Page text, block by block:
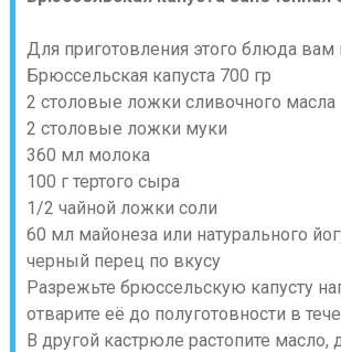
Для приготовления этого блюда вам
Брюссельская капуста 700 гр
2 столовые ложки сливочного масла
2 столовые ложки муки
360 мл молока
100 г тертого сыра
1/2 чайной ложки соли
60 мл майонеза или натурального
черный перец по вкусу
Разрежьте брюссельскую капусту
отварите её до полуготовности в
В другой кастрюле растопите масло,